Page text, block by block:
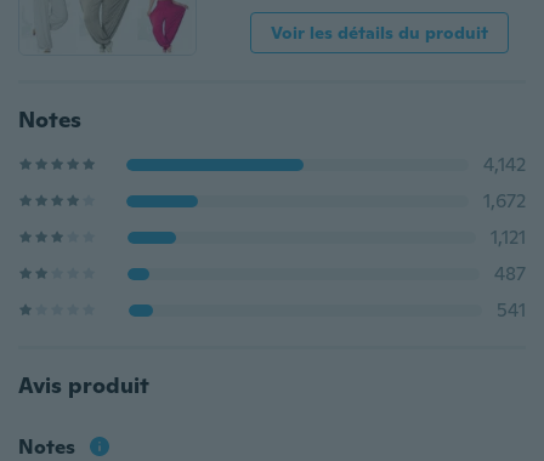
Voir les détails du produit
Notes
4,142
1,672
1,121
487
541
Avis produit
Notes